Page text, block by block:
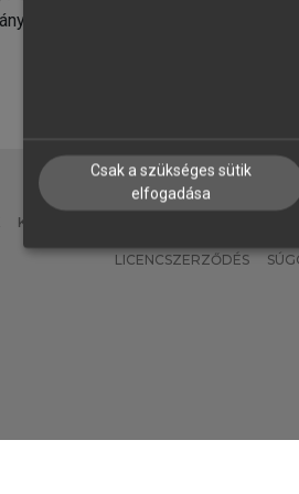
KÖNYVTÁROSOKNAK
LICENCSZERZŐDÉS
Csak a szükséges sütik
elfogadása